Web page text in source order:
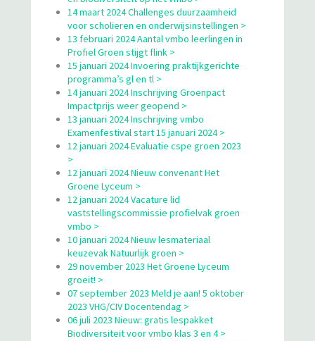
14 maart 2024 Challenges duurzaamheid
voor scholieren en onderwijsinstellingen >
13 februari 2024 Aantal vmbo leerlingen in
Profiel Groen stijgt flink >
15 januari 2024 Invoering praktijkgerichte
programma’s gl en tl >
14 januari 2024 Inschrijving Groenpact
Impactprijs weer geopend >
13 januari 2024 Inschrijving vmbo
Examenfestival start 15 januari 2024 >
12 januari 2024 Evaluatie cspe groen 2023
>
12 januari 2024 Nieuw convenant Het
Groene Lyceum >
12 januari 2024 Vacature lid
vaststellingscommissie profielvak groen
vmbo >
10 januari 2024 Nieuw lesmateriaal
keuzevak Natuurlijk groen >
29 november 2023 Het Groene Lyceum
groeit! >
07 september 2023 Meld je aan! 5 oktober
2023 VHG/CIV Docentendag >
06 juli 2023 Nieuw: gratis lespakket
Biodiversiteit voor vmbo klas 3 en 4 >